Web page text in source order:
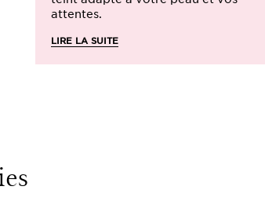
attentes.
LIRE LA SUITE